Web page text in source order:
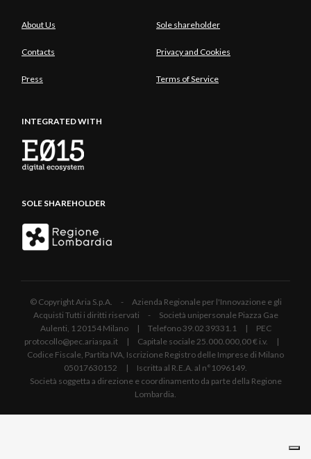
About Us Sole shareholder
Contacts Privacy and Cookies
Press Terms of Service
INTEGRATED WITH
SOLE SHAREHOLDER
© Copyright Aria S.p.A. - Azienda Regionale per l'Innovazione e gli
Acquisti Tutti i diritti riservati - Società unipersonale Piazza Gae
Aulenti, 1 20154 Milano | Telefono 39.02 39331.1 | PEC
protocollo@pec.ariaspa.it | Capitale sociale 25.000.000,00 € i.v. |
Codice Fiscale, Partita IVA, Iscrizione Registro delle Imprese di Milano
05017630152 | Iscritta al R.E.A. al n°1096149.
Società soggetta a direzione e coordinamento da parte della Regione
Lombardia.